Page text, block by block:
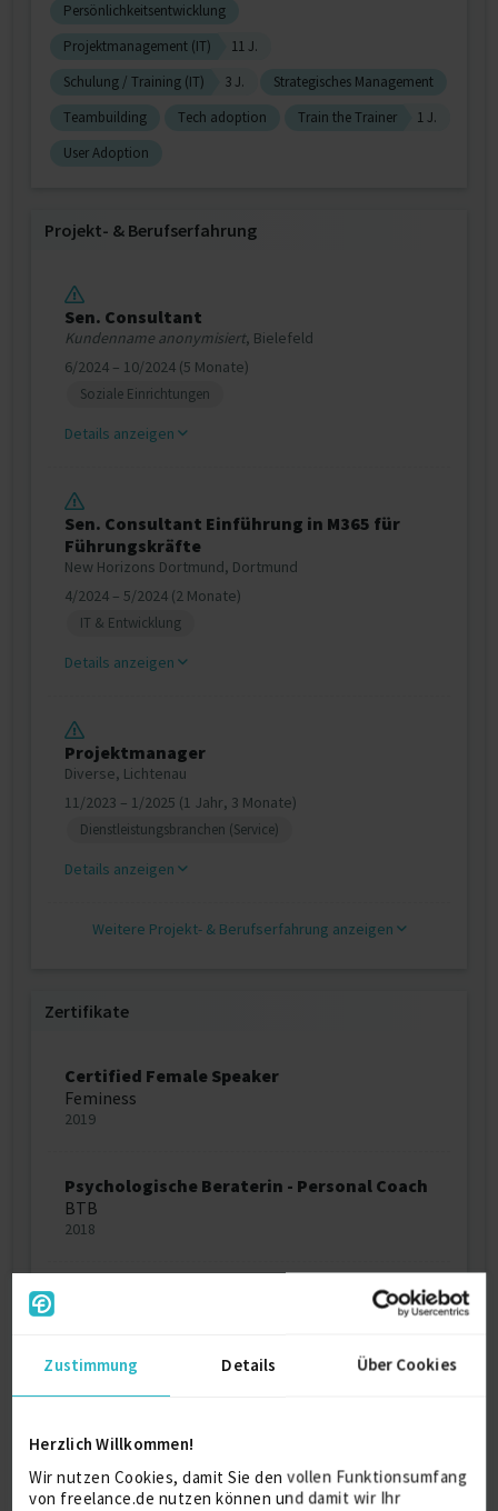
Zustimmung Details Über Cookies
Herzlich Willkommen!
Wir nutzen Cookies, damit Sie den vollen Funktionsumfang
von freelance.de nutzen können und damit wir Ihr
Persönlichkeitsentwicklung
Projektmanagement (IT)
11 J.
Schulung / Training (IT)
3 J.
Strategisches Management
Teambuilding
Tech adoption Train the Trainer
1 J.
User Adoption
Projekt‐ & Berufserfahrung
Sen. Consultant
Kundenname anonymisiert, Bielefeld
6/2024 – 10/2024 (5 Monate)
Soziale Einrichtungen
Details anzeigen
Sen. Consultant Einführung in M365 für
Führungskräfte
New Horizons Dortmund, Dortmund
4/2024 – 5/2024 (2 Monate)
IT & Entwicklung
Details anzeigen
Projektmanager
Diverse, Lichtenau
11/2023 – 1/2025 (1 Jahr, 3 Monate)
Dienstleistungsbranchen (Service)
Details anzeigen
Weitere Projekt‐ & Berufserfahrung anzeigen
Zertifikate
Certified Female Speaker
Feminess
2019
Psychologische Beraterin - Personal Coach
BTB
2018
1999